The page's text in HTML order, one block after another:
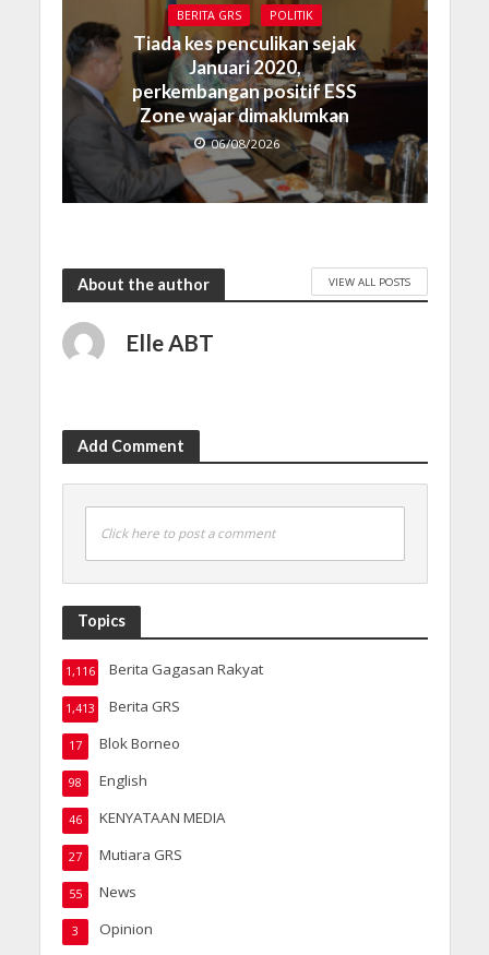
BERITA GRS POLITIK
Tiada kes penculikan sejak
Januari 2020,
perkembangan positif ESS
Zone wajar dimaklumkan
06/08/2026
About the author VIEW ALL POSTS
Elle ABT
Add Comment
Click here to post a comment
Topics
Berita Gagasan Rakyat
1,116
Berita GRS
1,413
Blok Borneo
17
English
98
KENYATAAN MEDIA
46
Mutiara GRS
27
News
55
Opinion
3